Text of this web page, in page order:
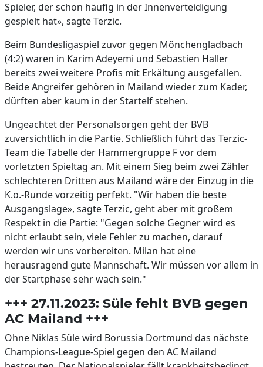
Spieler, der schon häufig in der Innenverteidigung
gespielt hat», sagte Terzic.
Beim Bundesligaspiel zuvor gegen Mönchengladbach
(4:2) waren in Karim Adeyemi und Sebastien Haller
bereits zwei weitere Profis mit Erkältung ausgefallen.
Beide Angreifer gehören in Mailand wieder zum Kader,
dürften aber kaum in der Startelf stehen.
Ungeachtet der Personalsorgen geht der BVB
zuversichtlich in die Partie. Schließlich führt das Terzic-
Team die Tabelle der Hammergruppe F vor dem
vorletzten Spieltag an. Mit einem Sieg beim zwei Zähler
schlechteren Dritten aus Mailand wäre der Einzug in die
K.o.-Runde vorzeitig perfekt. "Wir haben die beste
Ausgangslage», sagte Terzic, geht aber mit großem
Respekt in die Partie: "Gegen solche Gegner wird es
nicht erlaubt sein, viele Fehler zu machen, darauf
werden wir uns vorbereiten. Milan hat eine
herausragend gute Mannschaft. Wir müssen vor allem in
der Startphase sehr wach sein."
+++ 27.11.2023: Süle fehlt BVB gegen
AC Mailand +++
Ohne Niklas Süle wird Borussia Dortmund das nächste
Champions-League-Spiel gegen den AC Mailand